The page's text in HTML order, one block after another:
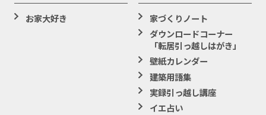
お家大好き
家づくりノート
ダウンロードコーナー
「転居引っ越しはがき」
壁紙カレンダー
建築用語集
実録引っ越し講座
イエ占い